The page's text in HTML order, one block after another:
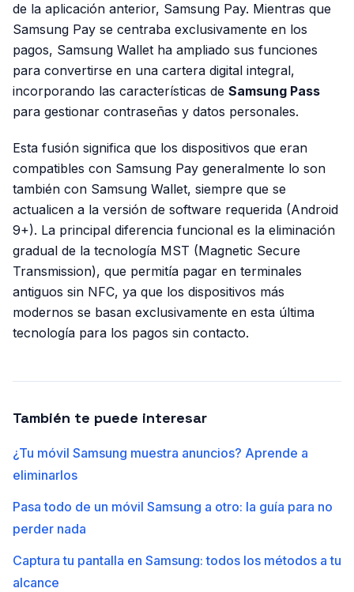
de la aplicación anterior, Samsung Pay. Mientras que
Samsung Pay se centraba exclusivamente en los
pagos, Samsung Wallet ha ampliado sus funciones
para convertirse en una cartera digital integral,
incorporando las características de Samsung Pass
para gestionar contraseñas y datos personales.
Esta fusión significa que los dispositivos que eran
compatibles con Samsung Pay generalmente lo son
también con Samsung Wallet, siempre que se
actualicen a la versión de software requerida (Android
9+). La principal diferencia funcional es la eliminación
gradual de la tecnología MST (Magnetic Secure
Transmission), que permitía pagar en terminales
antiguos sin NFC, ya que los dispositivos más
modernos se basan exclusivamente en esta última
tecnología para los pagos sin contacto.
También te puede interesar
¿Tu móvil Samsung muestra anuncios? Aprende a
eliminarlos
Pasa todo de un móvil Samsung a otro: la guía para no
perder nada
Captura tu pantalla en Samsung: todos los métodos a tu
alcance